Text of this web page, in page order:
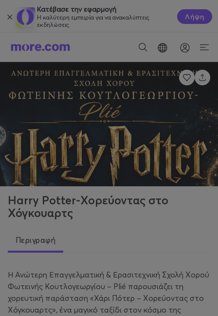
Κατέβασε την εφαρμογή
Η καλύτερη εμπειρία για να ανακαλύπτεις
εκδηλώσεις.
Λήψη
Harry Potter-Χορεύοντας στο
Χόγκουαρτς
Περιγραφή
Η Ανώτερη Επαγγελματική & Ερασιτεχνική Σχολή Χορού
Φωτεινής Κουτλογεωργίου – Plié παρουσιάζει τη
χορευτική παράσταση «Χάρι Πότερ – Χορεύοντας στο
Χόγκουαρτς», ένα μαγικό ταξίδι στον κόσμο της